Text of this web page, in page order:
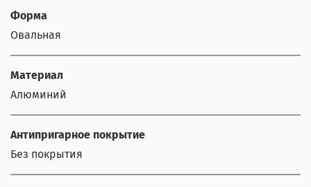
Форма
Овальная
Материал
Алюминий
Антипригарное покрытие
Без покрытия